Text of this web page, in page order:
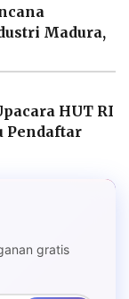
Madura,
HUT RI
Pendaftar
gratis